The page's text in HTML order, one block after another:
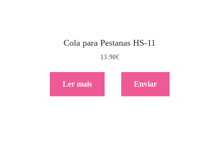
Cola para Pestanas HS-11
13.90€
Ler mais Enviar